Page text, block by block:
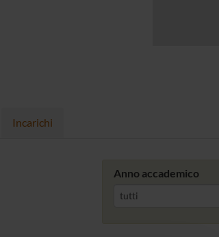
Incarichi
Anno accademico